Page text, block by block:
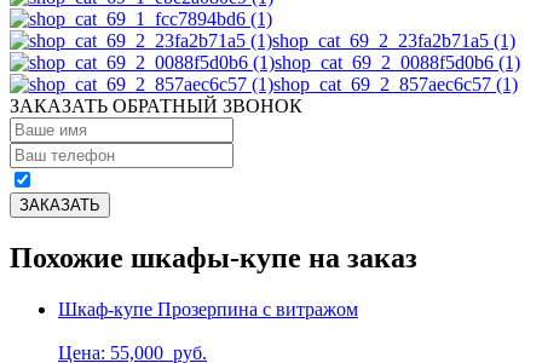
shop_cat_69_2_23fa2b71a5 (1)
shop_cat_69_2_0088f5d0b6 (1)
shop_cat_69_2_857aec6c57 (1)
ЗАКАЗАТЬ ОБРАТНЫЙ ЗВОНОК
Похожие шкафы-купе на заказ
Шкаф-купе Прозерпина с витражом
Цена: 55,000 руб.